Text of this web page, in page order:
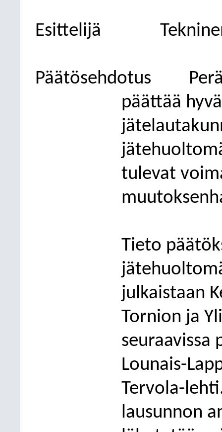
Esittelijä
Päätösehdotus
päättää
tulevat
Tieto
julkaistaan
Tornion ja
seuraavissa
Lounais-
Tervola-
lausunnon